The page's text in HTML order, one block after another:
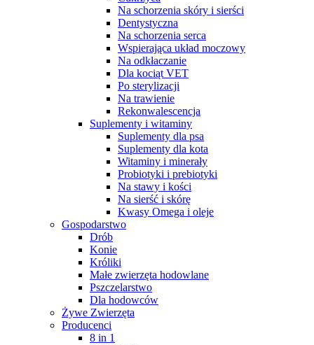
Na schorzenia skóry i sierści
Dentystyczna
Na schorzenia serca
Wspierająca układ moczowy
Na odkłaczanie
Dla kociąt VET
Po sterylizacji
Na trawienie
Rekonwalescencja
Suplementy i witaminy
Suplementy dla psa
Suplementy dla kota
Witaminy i minerały
Probiotyki i prebiotyki
Na stawy i kości
Na sierść i skórę
Kwasy Omega i oleje
Gospodarstwo
Drób
Konie
Króliki
Małe zwierzęta hodowlane
Pszczelarstwo
Dla hodowców
Żywe Zwierzęta
Producenci
8 in 1